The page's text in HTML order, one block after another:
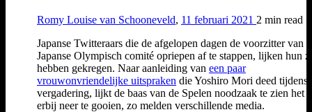
Romy Louise van Schooneveld, 11 februari 2021 2 min read
Japanse Twitteraars die de afgelopen dagen de voorzitter van
Japanse Olympisch comité opriepen af te stappen, lijken hun
hebben gekregen. Naar aanleiding van een paar
vrouwonvriendelijke uitspraken die Yoshiro Mori deed tijdens
vergadering, lijkt de baas van de Spelen noodzaak te zien het
erbij neer te gooien, zo melden verschillende media.